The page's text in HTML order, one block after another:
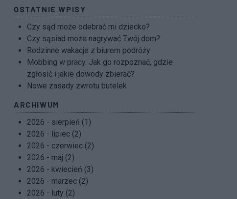
OSTATNIE WPISY
Czy sąd może odebrać mi dziecko?
Czy sąsiad może nagrywać Twój dom?
Rodzinne wakacje z biurem podróży
Mobbing w pracy. Jak go rozpoznać, gdzie
zgłosić i jakie dowody zbierać?
Nowe zasady zwrotu butelek
ARCHIWUM
2026 - sierpień (1)
2026 - lipiec (2)
2026 - czerwiec (2)
2026 - maj (2)
2026 - kwiecień (3)
2026 - marzec (2)
2026 - luty (2)